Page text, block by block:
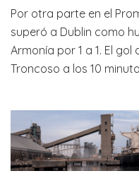
Por otra parte en el
superó a Dublin como
Armonía por 1 a 1. El
Troncoso a los 10